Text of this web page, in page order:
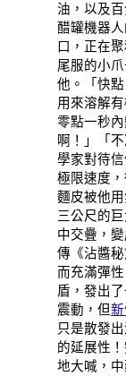
油，以及
醋罐機器
口，正在
尾服的小
他。「快
用來溶解
零點一秒
啊！」「
學家對待
極限速度
麵皮被他
三公尺的
中交疊，
傳《沾醬
而充滿彈
盾，發出
震動，但
只是散發
的延展性
地大喊，